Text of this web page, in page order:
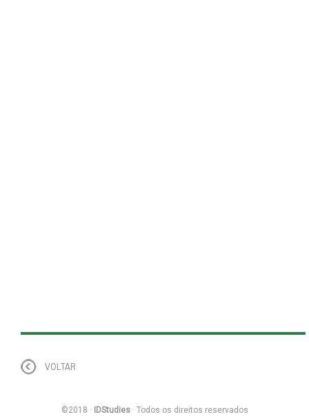
VOLTAR
©2018 · IDStudies· Todos os direitos reservados